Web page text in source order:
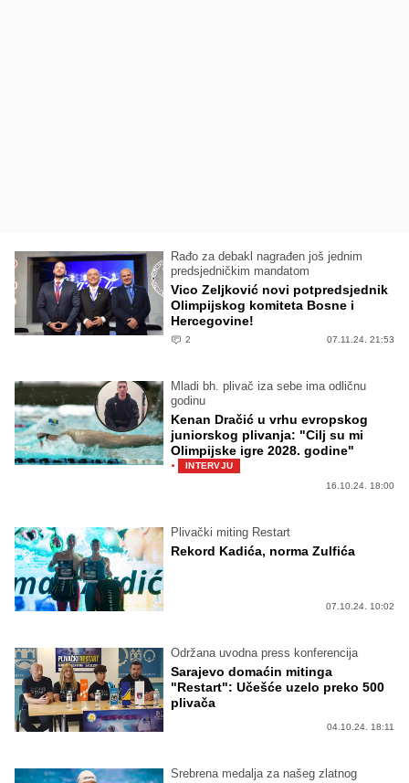
Rađo za debakl nagrađen još jednim
predsjedničkim mandatom
Vico Zeljković novi potpredsjednik
Olimpijskog komiteta Bosne i
Hercegovine!
2 07.11.24. 21:53
Mladi bh. plivač iza sebe ima odličnu
godinu
Kenan Dračić u vrhu evropskog
juniorskog plivanja: "Cilj su mi
Olimpijske igre 2028. godine"
·
INTERVJU
16.10.24. 18:00
Plivački miting Restart
Rekord Kadića, norma Zulfića
07.10.24. 10:02
Održana uvodna press konferencija
Sarajevo domaćin mitinga
"Restart": Učešće uzelo preko 500
plivača
04.10.24. 18:11
Srebrena medalja za našeg zlatnog